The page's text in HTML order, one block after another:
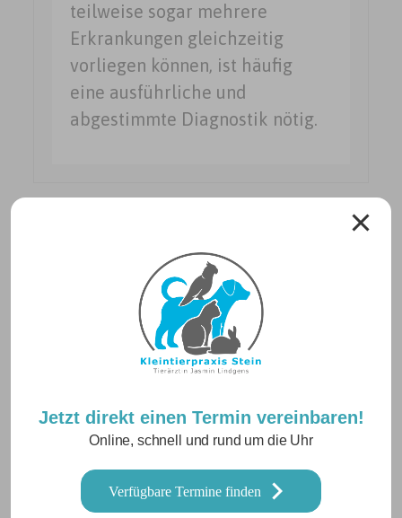
Jetzt direkt einen Termin vereinbaren!
Online, schnell und rund um die Uhr
Verfügbare Termine finden
teilweise sogar mehrere
Erkrankungen gleichzeitig
vorliegen können, ist häufig
eine ausführliche und
abgestimmte Diagnostik nötig.
Betriebsurlaub vom 10.08. – 21.08.2026
24. Juli 2026